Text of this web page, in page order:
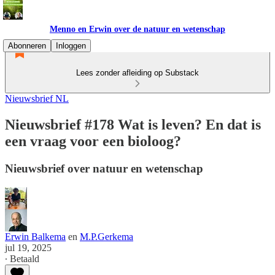
Menno en Erwin over de natuur en wetenschap
Abonneren
Inloggen
Lees zonder afleiding op Substack
Nieuwsbrief NL
Nieuwsbrief #178 Wat is leven? En dat is
een vraag voor een bioloog?
Nieuwsbrief over natuur en wetenschap
Erwin Balkema en M.P.Gerkema
jul 19, 2025
∙ Betaald